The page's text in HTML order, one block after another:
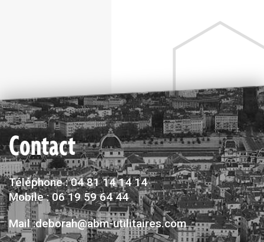
Contact
Téléphone : 04 81 14 14 14
Mobile : 06 19 59 64 44
Mail :deborah@abm-utilitaires.com